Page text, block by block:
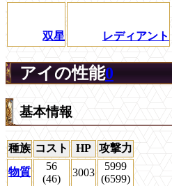
双星 レディアント
アイの性能0
基本情報
種族 コスト HP
攻撃力
物質
56
(46)
3003
5999
(6599)